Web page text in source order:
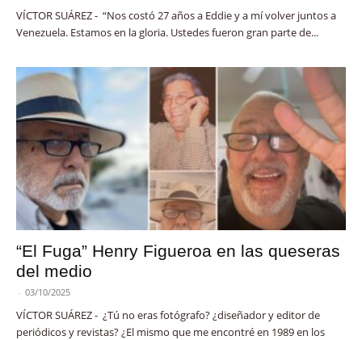
VÍCTOR SUÁREZ - “Nos costó 27 años a Eddie y a mí volver juntos a
Venezuela. Estamos en la gloria. Ustedes fueron gran parte de...
“El Fuga” Henry Figueroa en las queseras
del medio
- 03/10/2025
VÍCTOR SUÁREZ - ¿Tú no eras fotógrafo? ¿diseñador y editor de
periódicos y revistas? ¿El mismo que me encontré en 1989 en los